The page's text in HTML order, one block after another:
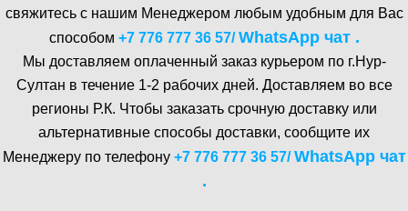
свяжитесь с нашим Менеджером любым удобным для Вас
способом +7 776 777 36 57/WhatsA pp чат .
Мы доставляем оплаченный заказ курьером по г.Нур-
Cултан в течение 1-2 рабочих дней. Доставляем во все
регионы Р.К. Чтобы заказать срочную доставку или
альтернативные способы доставки, сообщите их
Менеджеру по телефону +7 776 777 36 57/WhatsA pp чат
.